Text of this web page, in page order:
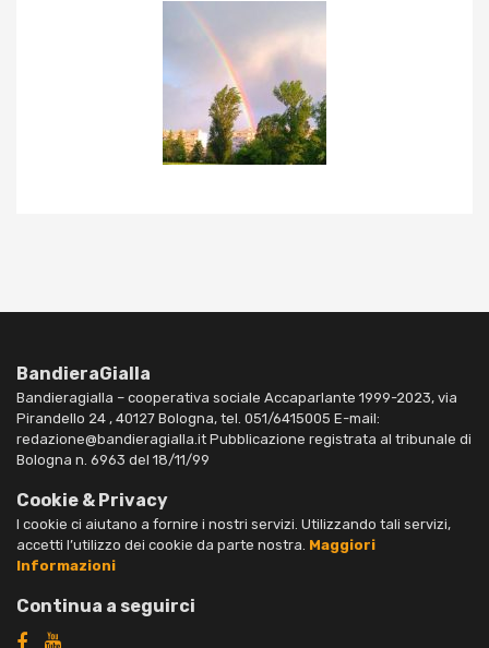
BandieraGialla
Bandieragialla – cooperativa sociale Accaparlante 1999-2023, via
Pirandello 24 , 40127 Bologna, tel. 051/6415005 E-mail:
redazione@bandieragialla.it Pubblicazione registrata al tribunale di
Bologna n. 6963 del 18/11/99
Cookie & Privacy
I cookie ci aiutano a fornire i nostri servizi. Utilizzando tali servizi,
accetti l’utilizzo dei cookie da parte nostra. Maggiori
Informazioni
Continua a seguirci